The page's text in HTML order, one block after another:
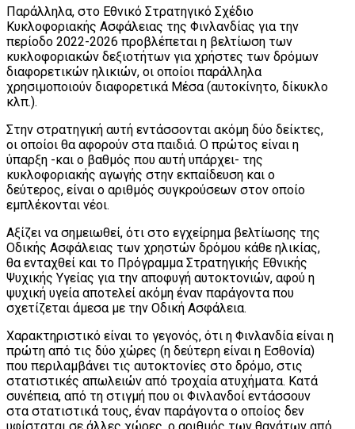
Παράλληλα, στο Εθνικό Στρατηγικό Σχέδιο
Κυκλοφοριακής Ασφάλειας της Φινλανδίας για την
περίοδο 2022-2026 προβλέπεται η βελτίωση των
κυκλοφοριακών δεξιοτήτων για χρήστες των δρόμων
διαφορετικών ηλικιών, οι οποίοι παράλληλα
χρησιμοποιούν διαφορετικά Μέσα (αυτοκίνητο, δίκυκλο
κλπ.).
Στην στρατηγική αυτή εντάσσονται ακόμη δύο δείκτες,
οι οποίοι θα αφορούν στα παιδιά. Ο πρώτος είναι η
ύπαρξη -και ο βαθμός που αυτή υπάρχει- της
κυκλοφοριακής αγωγής στην εκπαίδευση και ο
δεύτερος, είναι ο αριθμός συγκρούσεων στον οποίο
εμπλέκονται νέοι.
Αξίζει να σημειωθεί, ότι στο εγχείρημα βελτίωσης της
Οδικής Ασφάλειας των χρηστών δρόμου κάθε ηλικίας,
θα ενταχθεί και το Πρόγραμμα Στρατηγικής Εθνικής
Ψυχικής Υγείας για την αποφυγή αυτοκτονιών, αφού η
ψυχική υγεία αποτελεί ακόμη έναν παράγοντα που
σχετίζεται άμεσα με την Οδική Ασφάλεια.
Χαρακτηριστικό είναι το γεγονός, ότι η Φινλανδία είναι η
πρώτη από τις δύο χώρες (η δεύτερη είναι η Εσθονία)
που περιλαμβάνει τις αυτοκτονίες στο δρόμο, στις
στατιστικές απωλειών από τροχαία ατυχήματα. Κατά
συνέπεια, από τη στιγμή που οι Φινλανδοί εντάσσουν
στα στατιστικά τους, έναν παράγοντα ο οποίος δεν